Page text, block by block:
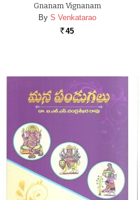
Gnanam Vignanam
By S Venkatarao
Rs. 45